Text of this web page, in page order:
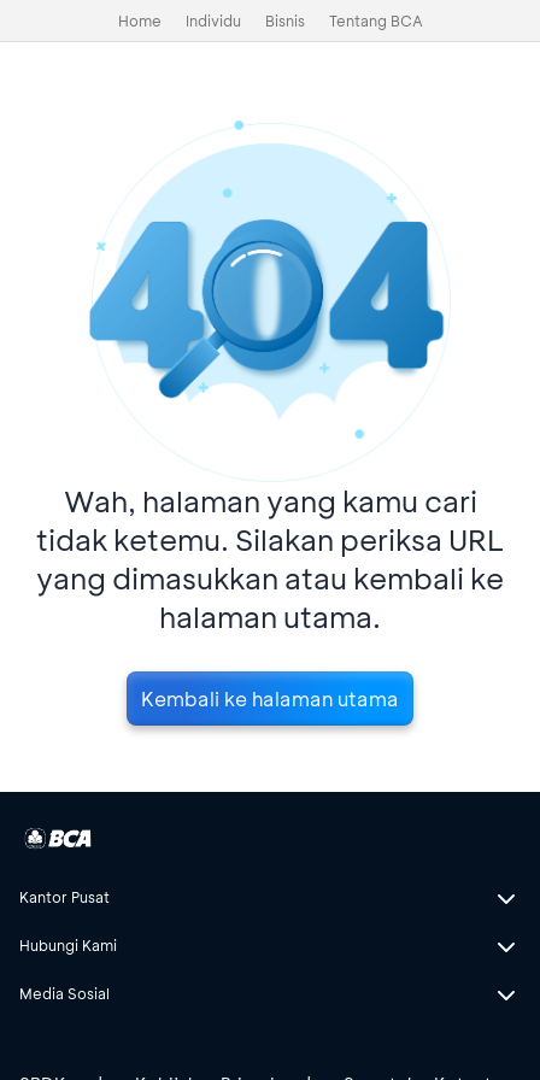
Home Individu Bisnis Tentang BCA
Wah, halaman yang kamu cari
tidak ketemu. Silakan periksa URL
yang dimasukkan atau kembali ke
halaman utama.
Kembali ke halaman utama
Kantor Pusat
Hubungi Kami
Media Sosial